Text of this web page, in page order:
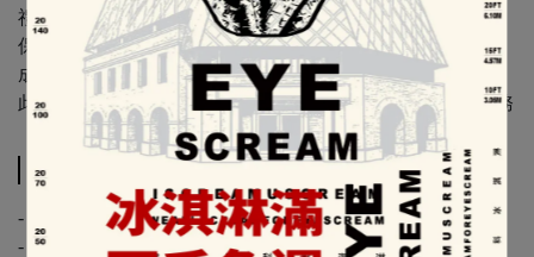
禮盒皆附提袋 x 1
保存期限：含寄出日至少6個月
成份：東方美人、玫瑰、薄荷、桂花
此商品若選超商取貨一單約10盒，若超過請選【宅配】服務
配送方法
- 常溫配送 -
- 同筆訂單如有乳酪蛋糕、巧克力，將以低溫冷藏配送 -